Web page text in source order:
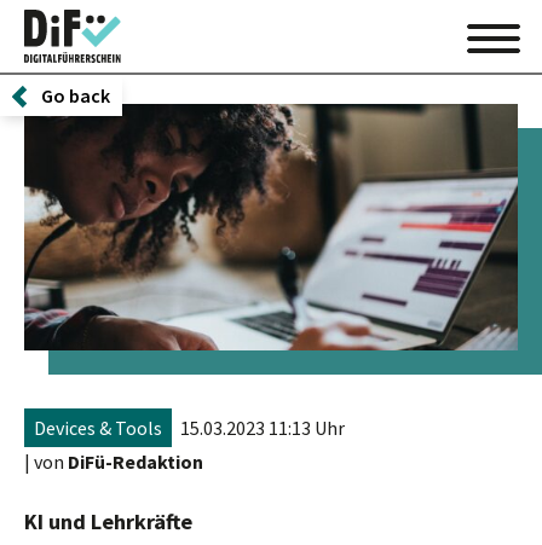
Go back
Devices & Tools
15.03.2023 11:13 Uhr
| von DiFü-Redaktion
KI und Lehrkräfte